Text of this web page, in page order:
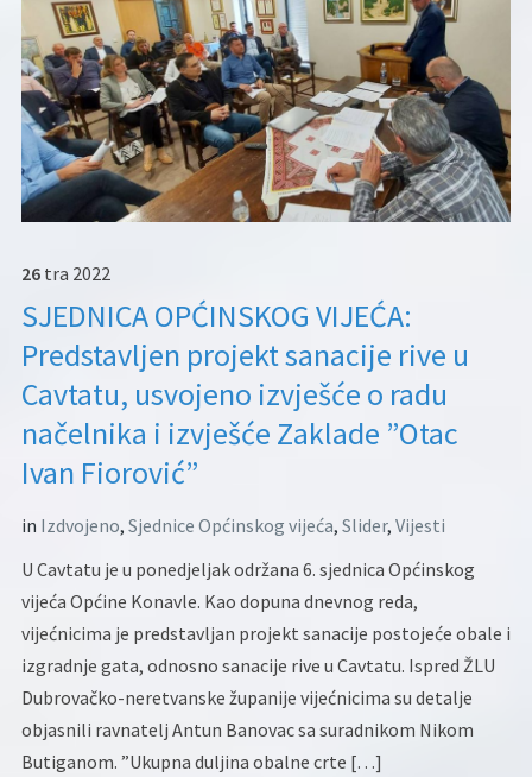
26 tra 2022
SJEDNICA OPĆINSKOG VIJEĆA:
Predstavljen projekt sanacije rive u
Cavtatu, usvojeno izvješće o radu
načelnika i izvješće Zaklade ”Otac
Ivan Fiorović”
in Izdvojeno, Sjednice Općinskog vijeća, Slider, Vijesti
U Cavtatu je u ponedjeljak održana 6. sjednica Općinskog
vijeća Općine Konavle. Kao dopuna dnevnog reda,
vijećnicima je predstavljan projekt sanacije postojeće obale i
izgradnje gata, odnosno sanacije rive u Cavtatu. Ispred ŽLU
Dubrovačko-neretvanske županije vijećnicima su detalje
objasnili ravnatelj Antun Banovac sa suradnikom Nikom
Butiganom. ”Ukupna duljina obalne crte […]